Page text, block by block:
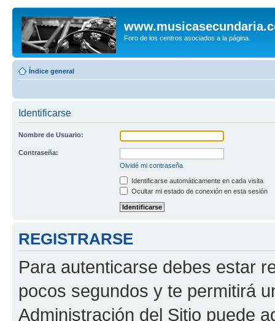
Foro de los centros asociados a la página.
Índice general
Identificarse
Nombre de Usuario:
Contraseña:
Olvidé mi contraseña
Identificarse automáticamente en cada visita
Ocultar mi estado de conexión en esta sesión
REGISTRARSE
Para autenticarse debes estar
pocos segundos y te permitirá
Administración del Sitio puede